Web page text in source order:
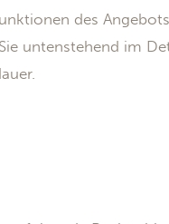
des
untenstehend im